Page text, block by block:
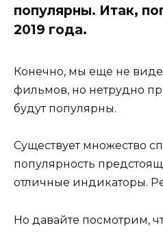
популярны. Итак,
2019 года.
Конечно, мы еще не
фильмов, но нетрудно
будут популярны.
Существует множество
популярность
отличные индикаторы.
Но давайте посмотрим,